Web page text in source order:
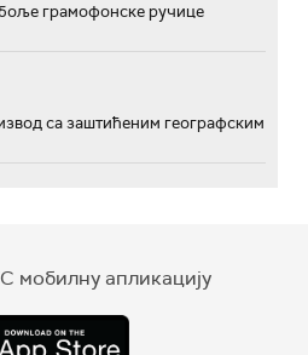
грамофонске ручице
са заштићеним географским
мобилну апликацију